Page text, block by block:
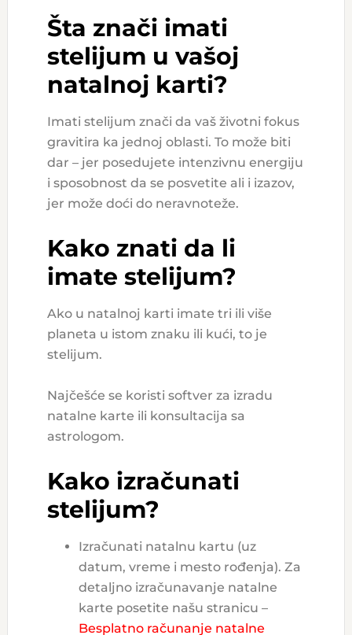
Šta znači imati
stelijum u vašoj
natalnoj karti?
Imati stelijum znači da vaš životni fokus
gravitira ka jednoj oblasti. To može biti
dar – jer posedujete intenzivnu energiju
i sposobnost da se posvetite ali i izazov,
jer može doći do neravnoteže.
Kako znati da li
imate stelijum?
Ako u natalnoj karti imate tri ili više
planeta u istom znaku ili kući, to je
stelijum.
Najčešće se koristi softver za izradu
natalne karte ili konsultacija sa
astrologom.
Kako izračunati
stelijum?
Izračunati natalnu kartu (uz
datum, vreme i mesto rođenja). Za
detaljno izračunavanje natalne
karte posetite našu stranicu –
Besplatno računanje natalne